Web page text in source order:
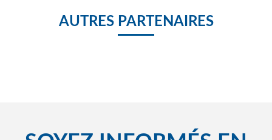
AUTRES PARTENAIRES